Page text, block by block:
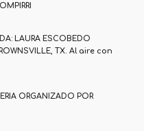
LAURA ESCOBEDO
TX. Al aire con
ORGANIZADO POR